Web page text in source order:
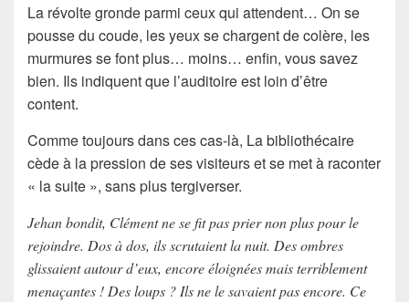
La révolte gronde parmi ceux qui attendent… On se
pousse du coude, les yeux se chargent de colère, les
murmures se font plus… moins… enfin, vous savez
bien. Ils indiquent que l’auditoire est loin d’être
content.
Comme toujours dans ces cas-là, La bibliothécaire
cède à la pression de ses visiteurs et se met à raconter
« la suite », sans plus tergiverser.
Jehan bondit, Clément ne se fit pas prier non plus pour le
rejoindre. Dos à dos, ils scrutaient la nuit. Des ombres
glissaient autour d’eux, encore éloignées mais terriblement
menaçantes ! Des loups ? Ils ne le savaient pas encore. Ce